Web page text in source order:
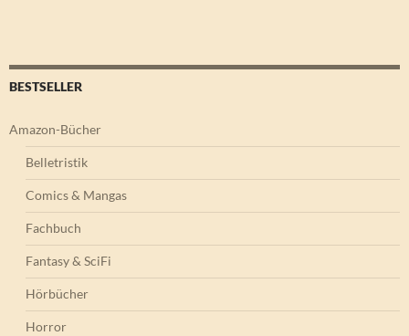
BESTSELLER
Amazon-Bücher
Belletristik
Comics & Mangas
Fachbuch
Fantasy & SciFi
Hörbücher
Horror